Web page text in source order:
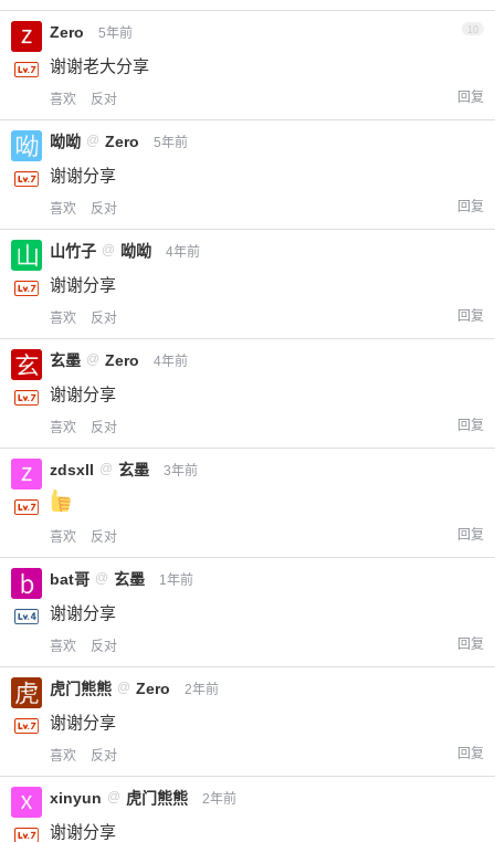
Zero 5年前 10
谢谢老大分享
喜欢 反对 回复
呦呦 @ Zero 5年前
谢谢分享
喜欢 反对 回复
山竹子 @ 呦呦 4年前
谢谢分享
喜欢 反对 回复
玄墨 @ Zero 4年前
谢谢分享
喜欢 反对 回复
zdsxll @ 玄墨 3年前
喜欢 反对 回复
bat哥 @ 玄墨 1年前
谢谢分享
喜欢 反对 回复
虎门熊熊 @ Zero 2年前
谢谢分享
喜欢 反对 回复
xinyun @ 虎门熊熊 2年前
谢谢分享